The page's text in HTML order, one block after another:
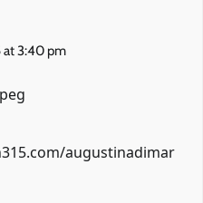
at 3:40 pm
augustinadimar